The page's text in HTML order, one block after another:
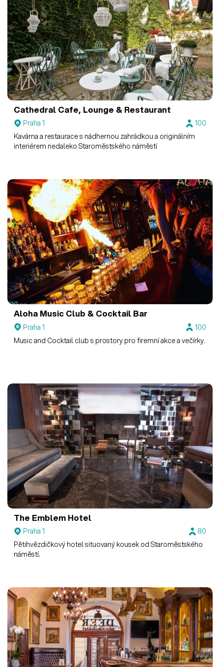
Cathedral Cafe, Lounge & Restaurant
Praha 1
100
Kavárna a restaurace s nádhernou zahrádkou a originálním
interiérem nedaleko Staroměstského náměstí
Aloha Music Club & Cocktail Bar
Praha 1
100
Music and Cocktail club s prostory pro firemní akce a večírky.
The Emblem Hotel
Praha 1
80
Pětihvězdičkový hotel situovaný kousek od Staroměstského
náměstí.